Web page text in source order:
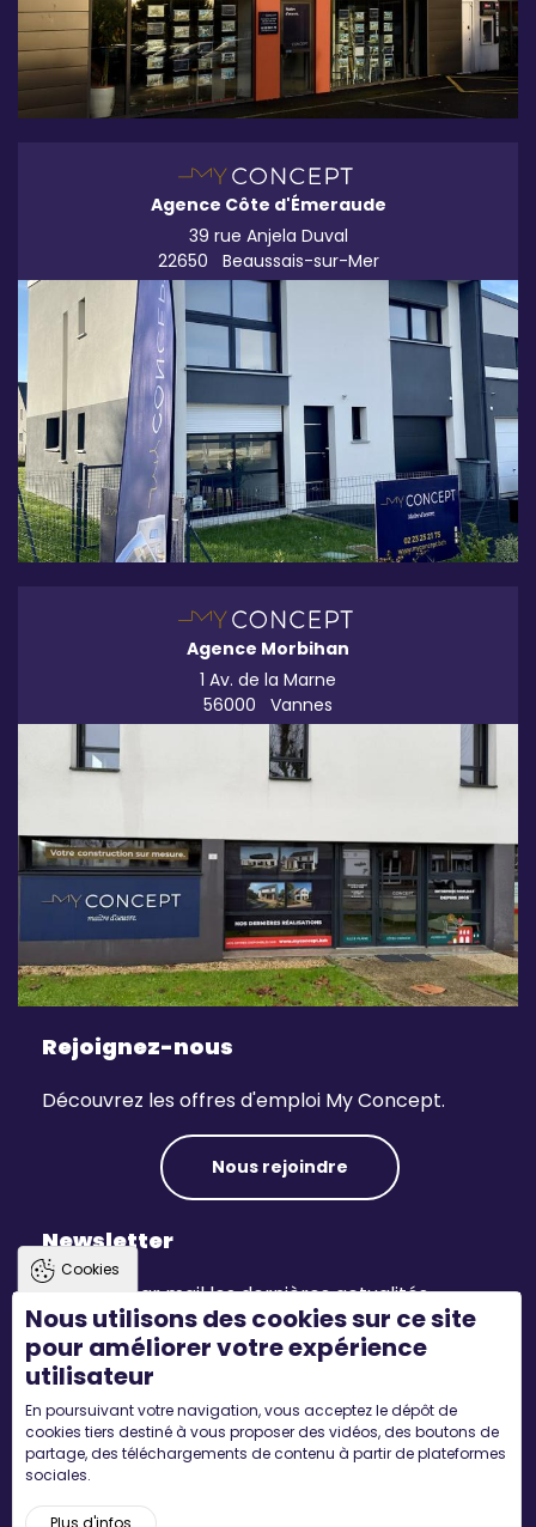
Agence Côte d'Émeraude
39 rue Anjela Duval
22650
Beaussais-sur-Mer
Agence Morbihan
1 Av. de la Marne
56000
Vannes
Rejoignez-nous
Découvrez les offres d'emploi My Concept.
Nous rejoindre
Newsletter
Recevez par mail les dernières actualités.
S'inscrire
Suivez-nous
Cookies
Nous utilisons des cookies sur ce site
pour améliorer votre expérience
utilisateur
En poursuivant votre navigation, vous acceptez le dépôt de
cookies tiers destiné à vous proposer des vidéos, des boutons de
partage, des téléchargements de contenu à partir de plateformes
sociales.
Plus d'infos